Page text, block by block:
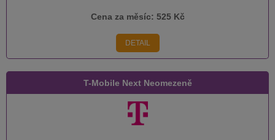
Cena za měsíc: 525 Kč
DETAIL
T-Mobile Next Neomezeně